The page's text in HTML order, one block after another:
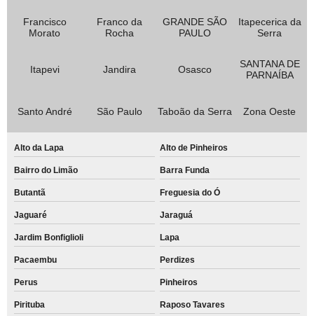
Francisco
Morato
Franco da
Rocha
GRANDE SÃO
PAULO
Itapecerica da
Serra
Itapevi Jandira Osasco
SANTANA DE
PARNAÍBA
Santo André São Paulo Taboão da Serra Zona Oeste
Alto da Lapa Alto de Pinheiros
Bairro do Limão Barra Funda
Butantã Freguesia do Ó
Jaguaré Jaraguá
Jardim Bonfiglioli Lapa
Pacaembu Perdizes
Perus Pinheiros
Pirituba Raposo Tavares